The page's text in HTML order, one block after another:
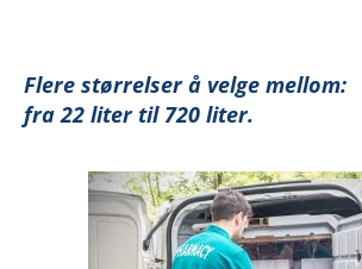
Flere størrelser å velge mellom:
fra 22 liter til 720 liter.